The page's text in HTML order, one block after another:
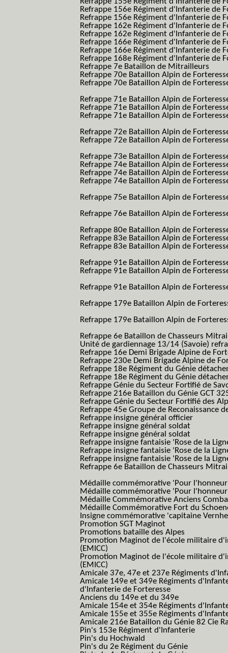
Refrappe 156e Régiment d'Infanterie de
Refrappe 156e Régiment d'Infanterie de
Refrappe 162e Régiment d'Infanterie de
Refrappe 162e Régiment d'Infanterie de
Refrappe 166e Régiment d'Infanterie de
Refrappe 166e Régiment d'Infanterie de
Refrappe 168e Régiment d'Infanterie de
Refrappe 7e Bataillon de Mitrailleurs
Refrappe 70e Bataillon Alpin de
Refrappe 70e Bataillon Alpin de
Refrappe 71e Bataillon Alpin de
Refrappe 71e Bataillon Alpin de
Refrappe 71e Bataillon Alpin de
Refrappe 72e Bataillon Alpin de
Refrappe 72e Bataillon Alpin de
Refrappe 73e Bataillon Alpin de
Refrappe 74e Bataillon Alpin de
Refrappe 74e Bataillon Alpin de
Refrappe 74e Bataillon Alpin de
Refrappe 75e Bataillon Alpin de
Refrappe 76e Bataillon Alpin de
Refrappe 80e Bataillon Alpin de
Refrappe 83e Bataillon Alpin de
Refrappe 83e Bataillon Alpin de
Refrappe 91e Bataillon Alpin de
Refrappe 91e Bataillon Alpin de
Refrappe 91e Bataillon Alpin de
Refrappe 179e Bataillon Alpin de
Refrappe 179e Bataillon Alpin de
Refrappe 6e Bataillon de Chasseurs
Unité de gardiennage 13/14 (Savoie)
Refrappe 16e Demi Brigade Alpine de
Refrappe 230e Demi Brigade Alpine de
Refrappe 18e Régiment du Génie
Refrappe 18e Régiment du Génie
Refrappe Génie du Secteur Fortifié de
Refrappe 216e Bataillon du Génie GCT
Refrappe Génie du Secteur Fortifié des
Refrappe 45e Groupe de Reconaissance
Refrappe insigne général officier
Refrappe insigne général soldat
Refrappe insigne général soldat
Refrappe insigne fantaisie 'Rose de la
Refrappe insigne fantaisie 'Rose de la
Refrappe insigne fantaisie 'Rose de la
Refrappe 6e Bataillon de Chasseurs
Médaille commémorative 'Pour
Médaille commémorative 'Pour
Médaille Commémorative Anciens
Médaille Commémorative Fort du
Insigne commémorative 'capitaine
Promotion SGT Maginot
Promotions bataille des Alpes
Promotion Maginot de l'école militaire
(EMICC)
Promotion Maginot de l'école militaire
(EMICC)
Amicale 37e, 47e et 237e Régiments
Amicale 149e et 349e Régiments
d'Infanterie de Forteresse
Anciens du 149e et du 349e
Amicale 154e et 354e Régiments
Amicale 155e et 355e Régiments
Amicale 216e Bataillon du Génie 82 Cie
Pin's 153e Régiment d'Infanterie
Pin's du Hochwald
Pin's du 2e Régiment du Génie